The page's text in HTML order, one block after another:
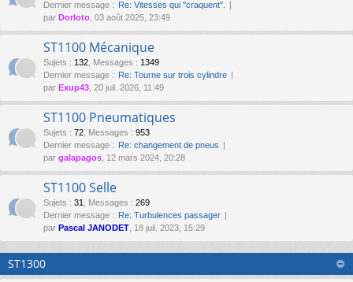
Dernier message : Re: Vitesses qui "craquent".
par Dorloto , 03 août 2025, 23:49
ST1100 Mécanique
Sujets : 132 Messages : 1349
Dernier message : Re: Tourne sur trois cylindre
par Exup43 , 20 juil. 2026, 11:49
ST1100 Pneumatiques
Sujets : 72 Messages : 953
Dernier message : Re: changement de pneus
par galapagos , 12 mars 2024, 20:28
ST1100 Selle
Sujets : 31 Messages : 269
Dernier message : Re: Turbulences passager
par Pascal JANODET , 18 juil. 2023, 15:29
ST1300